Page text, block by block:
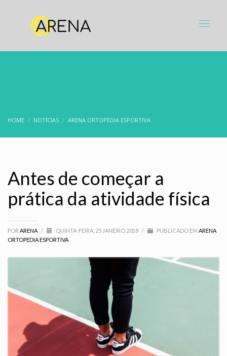
HOME NOTÍCIAS ARENA ORTOPEDIA ESPORTIVA
Antes de começar a
prática da atividade física
POR ARENA / QUINTA-FEIRA, 25 JANEIRO 2018 / PUBLICADO EM ARENA
ORTOPEDIA ESPORTIVA